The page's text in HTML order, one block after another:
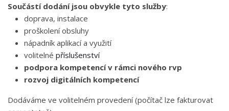
Součástí dodání jsou obvykle tyto služby:
doprava, instalace
proškolení obsluhy
nápadník aplikací a využití
volitelné příslušenství
podpora kompetencí v rámci nového rvp
rozvoj digitálních kompetencí
Dodáváme ve volitelném provedení (počítač lze fakturovat